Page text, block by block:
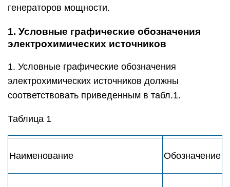
генераторов мощности.
1. Условные графические обозначения
электрохимических источников
1. Условные графические обозначения
электрохимических источников должны
соответствовать приведенным в табл.1.
Таблица 1
Наименование Обозначение